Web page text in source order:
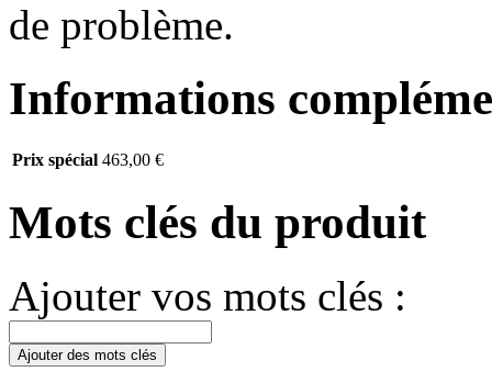
de problème.
Informations
Prix spécial 463,00 €
Mots clés du produit
Ajouter vos mots clés :
Ajouter des mots clés